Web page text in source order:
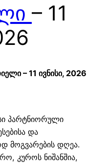
– 11
– 11 ივნისი, 2026
პარტნიორული
და
მოგვარების დღეა.
კუროს ნიშანშია,